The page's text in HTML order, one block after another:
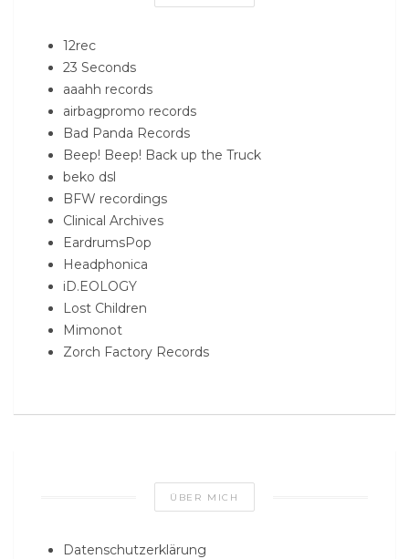
12rec
23 Seconds
aaahh records
airbagpromo records
Bad Panda Records
Beep! Beep! Back up the Truck
beko dsl
BFW recordings
Clinical Archives
EardrumsPop
Headphonica
iD.EOLOGY
Lost Children
Mimonot
Zorch Factory Records
ÜBER MICH
Datenschutzerklärung